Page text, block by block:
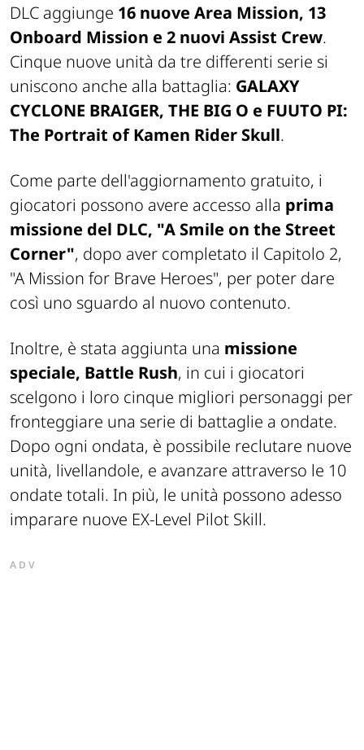
DLC aggiunge 16 nuove Area Mission, 13
Onboard Mission e 2 nuovi Assist Crew.
Cinque nuove unità da tre differenti serie si
uniscono anche alla battaglia: GALAXY
CYCLONE BRAIGER, THE BIG O e FUUTO PI:
The Portrait of Kamen Rider Skull.
Come parte dell'aggiornamento gratuito, i
giocatori possono avere accesso alla prima
missione del DLC, "A Smile on the Street
Corner", dopo aver completato il Capitolo 2,
"A Mission for Brave Heroes", per poter dare
così uno sguardo al nuovo contenuto.
Inoltre, è stata aggiunta una missione
speciale, Battle Rush, in cui i giocatori
scelgono i loro cinque migliori personaggi per
fronteggiare una serie di battaglie a ondate.
Dopo ogni ondata, è possibile reclutare nuove
unità, livellandole, e avanzare attraverso le 10
ondate totali. In più, le unità possono adesso
imparare nuove EX-Level Pilot Skill.
ADV